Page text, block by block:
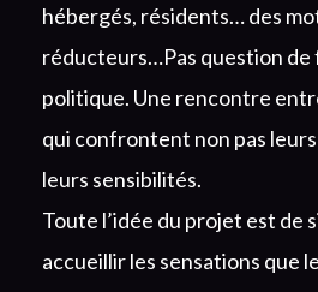
hébergés, résidents… des
réducteurs…Pas question de
politique. Une rencontre
qui confrontent non pas
leurs sensibilités.
Toute l’idée du projet est de
accueillir les sensations que